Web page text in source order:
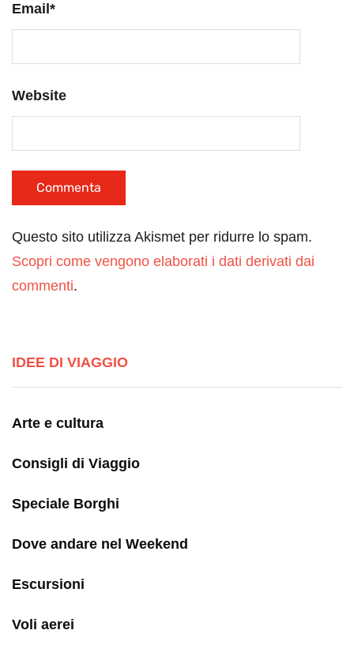
Email *
Website
Questo sito utilizza Akismet per ridurre lo spam.
Scopri come vengono elaborati i dati derivati dai
commenti.
IDEE DI VIAGGIO
Arte e cultura
Consigli di Viaggio
Speciale Borghi
Dove andare nel Weekend
Escursioni
Voli aerei